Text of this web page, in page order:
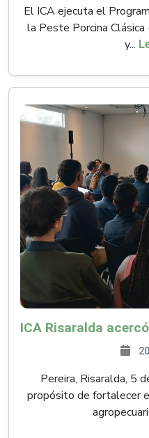
El ICA ejecuta el
la Peste Porcina
y...
Pereira, Risaralda, 5
propósito de fortalecer